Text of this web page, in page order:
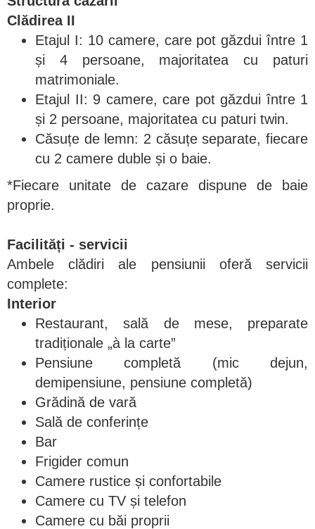
Clădirea II
Etajul I: 10 camere, care pot găzdui între 1
și 4 persoane, majoritatea cu paturi
matrimoniale.
Etajul II: 9 camere, care pot găzdui între 1
și 2 persoane, majoritatea cu paturi twin.
Căsuțe de lemn: 2 căsuțe separate, fiecare
cu 2 camere duble și o baie.
*Fiecare unitate de cazare dispune de baie
proprie.
Facilități - servicii
Ambele clădiri ale pensiunii oferă servicii
complete:
Interior
Restaurant, sală de mese, preparate
tradiționale „à la carte”
Pensiune completă (mic dejun,
demipensiune, pensiune completă)
Grădină de vară
Sală de conferințe
Bar
Frigider comun
Camere rustice și confortabile
Camere cu TV și telefon
Camere cu băi proprii